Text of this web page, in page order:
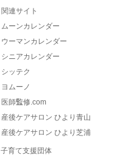
関連サイト
ムーンカレンダー
ウーマンカレンダー
シニアカレンダー
シッテク
ヨムーノ
医師監修.com
産後ケアサロン ひより青山
産後ケアサロン ひより芝浦
子育て支援団体